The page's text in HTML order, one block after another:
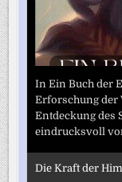
In Ein Buch der
Erforschung der
Entdeckung des
eindrucksvoll
Die Kraft der